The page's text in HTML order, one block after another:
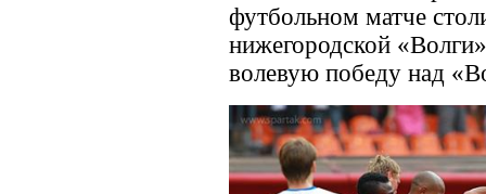
футбольном матче
нижегородской
волевую победу над